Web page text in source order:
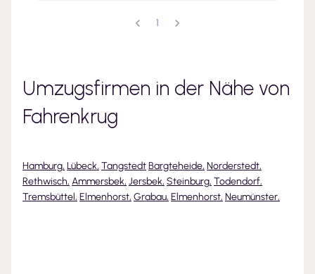
1
Umzugsfirmen in der Nähe von
Fahrenkrug
Hamburg, Lübeck, TangstedtBargteheide, Norderstedt,
Rethwisch, Ammersbek, Jersbek, Steinburg, Todendorf,
Tremsbüttel, Elmenhorst, Grabau, Elmenhorst, Neumünster,